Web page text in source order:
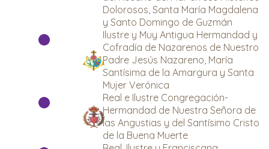
Dolorosos, Santa María Magdalena
y Santo Domingo de Guzmán
Ilustre y Muy Antigua Hermandad y
Cofradía de Nazarenos de Nuestro
Padre Jesús Nazareno, María
Santísima de la Amargura y Santa
Mujer Verónica
Real e Ilustre Congregación-
Hermandad de Nuestra Señora de
las Angustias y del Santísimo Cristo
de la Buena Muerte